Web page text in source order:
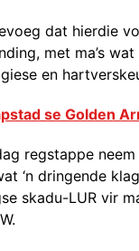
dat hierdie
met ma’s
en
se Golden
regstappe
‘n dringende
skadu-LUR vir